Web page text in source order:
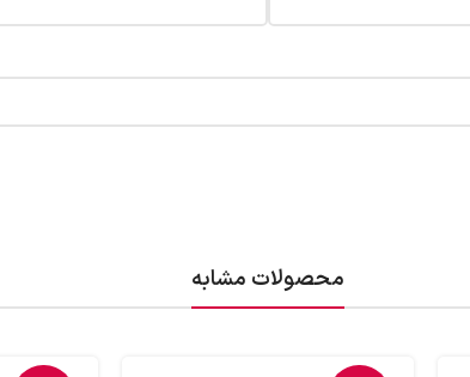
محصولات مشابه